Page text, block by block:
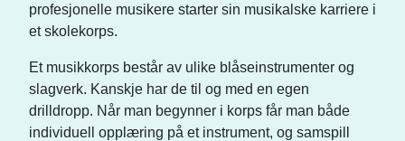
profesjonelle musikere starter sin musikalske karriere i
et skolekorps.
Et musikkorps består av ulike blåseinstrumenter og
slagverk. Kanskje har de til og med en egen
drilldropp. Når man begynner i korps får man både
individuell opplæring på et instrument, og samspill